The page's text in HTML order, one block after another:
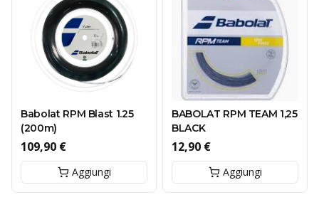
Babolat RPM Blast 1.25
(200m)
109,90 €
Aggiungi
BABOLAT RPM TEAM 1,25
BLACK
12,90 €
Aggiungi